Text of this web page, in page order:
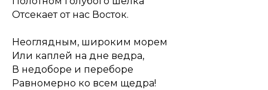
Отсекает от нас Восток.
Неоглядным, широким морем
Или каплей на дне ведра,
В недоборе и переборе
Равномерно ко всем щедра!